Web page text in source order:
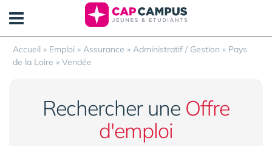
Accueil » Emploi » Assurance » Administratif / Gestion » Pays
de la Loire » Vendée
Rechercher une Offre
d'emploi
Panneau de gestion des cookies